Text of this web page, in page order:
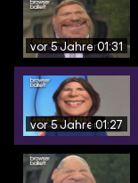
vor 5 Jahren01:31
vor 5 Jahren01:27